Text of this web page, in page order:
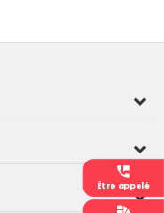
perm_phone_msg
Être appelé